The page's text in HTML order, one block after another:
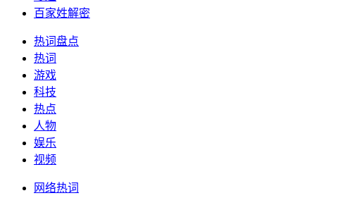
百家姓解密
热词盘点
热词
游戏
科技
热点
人物
娱乐
视频
网络热词